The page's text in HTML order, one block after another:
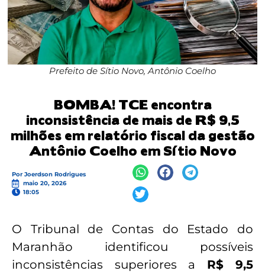
Prefeito de Sítio Novo, Antônio Coelho
BOMBA! TCE encontra
inconsistência de mais de R$ 9,5
milhões em relatório fiscal da gestão
Antônio Coelho em Sítio Novo
Por Joerdson Rodrigues
maio 20, 2026
18:05
O Tribunal de Contas do Estado do
Maranhão identificou possíveis
inconsistências superiores a R$ 9,5